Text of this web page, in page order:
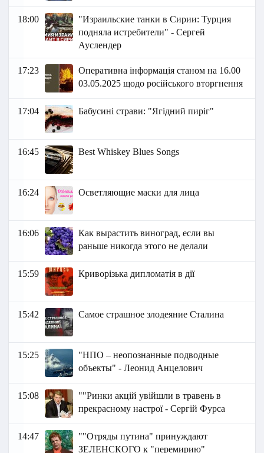
18:00
"Израильские танки в Сирии: Турция
подняла истребители" - Сергей
Ауслендер
17:23
Оперативна інформація станом на 16.00
03.05.2025 щодо російського вторгнення
17:04 Бабусині страви: "Ягідний пиріг"
16:45 Best Whiskey Blues Songs
16:24 Осветляющие маски для лица
16:06
Как вырастить виноград, если вы
раньше никогда этого не делали
15:59 Криворізька дипломатія в дії
15:42 Самое страшное злодеяние Сталина
15:25
"НПО – неопознанные подводные
объекты" - Леонид Анцелович
15:08
""Ринки акцій увійшли в травень в
прекрасному настрої - Сергій Фурса
14:47
""Отряды путина" принуждают
ЗЕЛЕНСКОГО к "перемирию"